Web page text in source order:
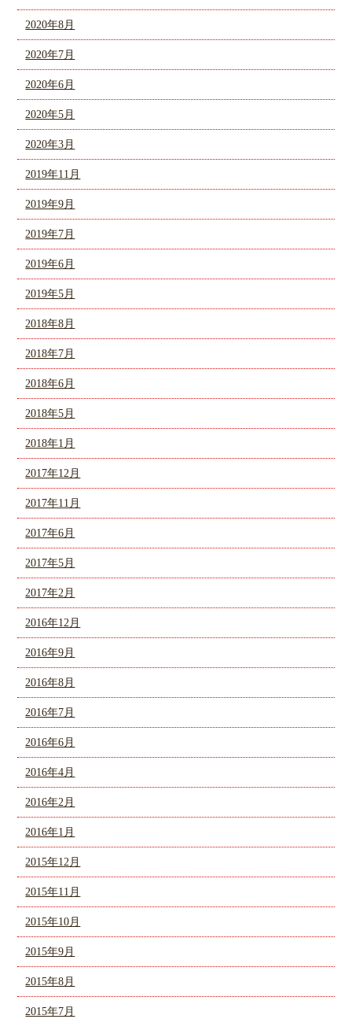
2020年8月
2020年7月
2020年6月
2020年5月
2020年3月
2019年11月
2019年9月
2019年7月
2019年6月
2019年5月
2018年8月
2018年7月
2018年6月
2018年5月
2018年1月
2017年12月
2017年11月
2017年6月
2017年5月
2017年2月
2016年12月
2016年9月
2016年8月
2016年7月
2016年6月
2016年4月
2016年2月
2016年1月
2015年12月
2015年11月
2015年10月
2015年9月
2015年8月
2015年7月